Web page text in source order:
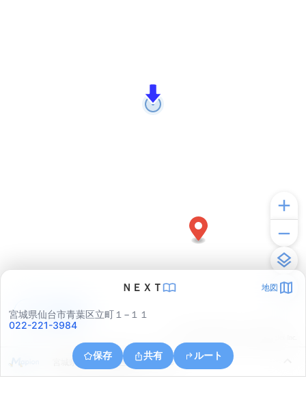
ＮＥＸＴ 地図
宮城県仙台市青葉区立町１−１１
022-221-3984
保存 共有 ルート
宮城県仙台市青葉区柏木１丁目８
アプリで見る